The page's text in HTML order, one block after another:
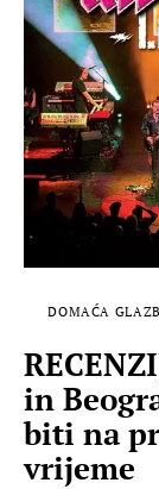
DOMAĆA
in
biti na
vrijeme